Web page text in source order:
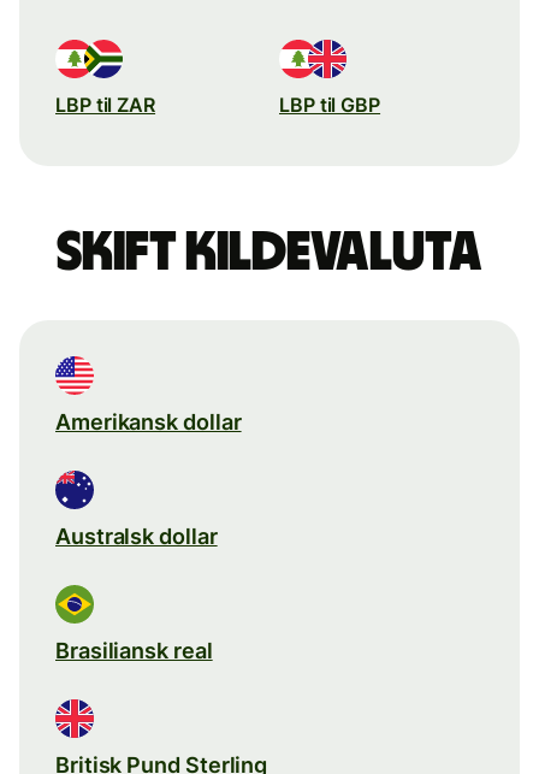
LBP til ZAR LBP til GBP
Skift kildevaluta
Amerikansk dollar
Australsk dollar
Brasiliansk real
Britisk Pund Sterling